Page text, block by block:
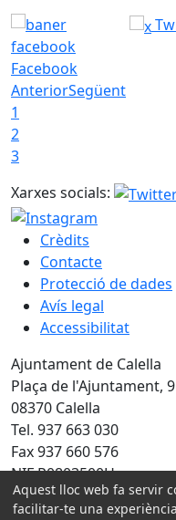
Facebook
AnteriorSegüent
1
2
3
Xarxes socials:
Crèdits
Contacte
Protecció de dades
Avís legal
Accessibilitat
Ajuntament de Calella
Plaça de l'Ajuntament, 9
08370 Calella
Tel. 937 663 030
Fax 937 660 576
NIF P0803500H
Amb la col·laboració de:
Aquest lloc web fa servir
facilitar-te una